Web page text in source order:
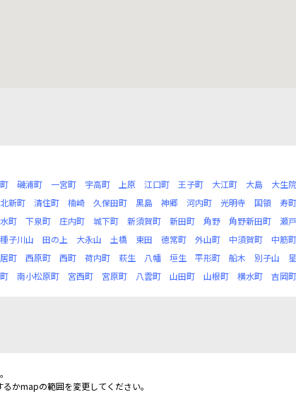
磯浦町 一宮町 宇高町 上原 江口町 王子町 大江町 大島 大生院
北新町 清住町 楠崎 久保田町 黒島 神郷 河内町 光明寺 国領 寿町
町 下泉町 庄内町 城下町 新須賀町 新田町 角野 角野新田町 瀬
種子川山 田の上 大永山 土橋 東田 徳常町 外山町 中須賀町 中筋町
町 西原町 西町 荷内町 萩生 八幡 垣生 平形町 船木 別子山
南小松原町 宮西町 宮原町 八雲町 山田町 山根町 横水町 吉岡町
かmapの範囲を変更してください。